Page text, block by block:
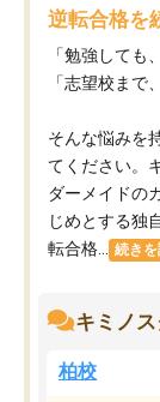
逆転合格を
「勉強しても
「志望校まで
そんな悩みを
てください。
ダーメイドの
じめとする独
転合格...
続き
キミノ
柏校